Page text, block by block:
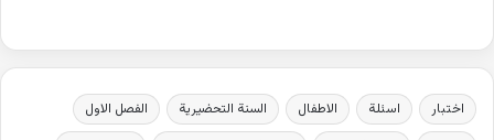
اختبار اسئلة الاطفال السنة التحضيرية
الفصل الاول